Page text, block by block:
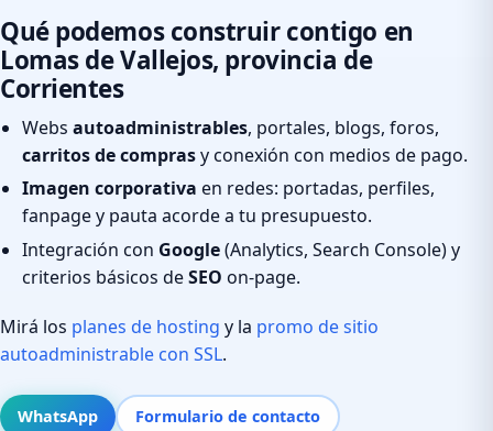
Qué podemos construir contigo en
Lomas de Vallejos, provincia de
Corrientes
Webs autoadministrables, portales, blogs, foros,
carritos de comprasy conexión con medios de pago.
Imagen corporativa en redes: portadas, perfiles,
fanpage y pauta acorde a tu presupuesto.
Integración con Google(Analytics, Search Console) y
criterios básicos deSEO on-page.
Mirá los planes de hosting y la promo de sitio
autoadministrable con SSL.
WhatsApp Formulario de contacto